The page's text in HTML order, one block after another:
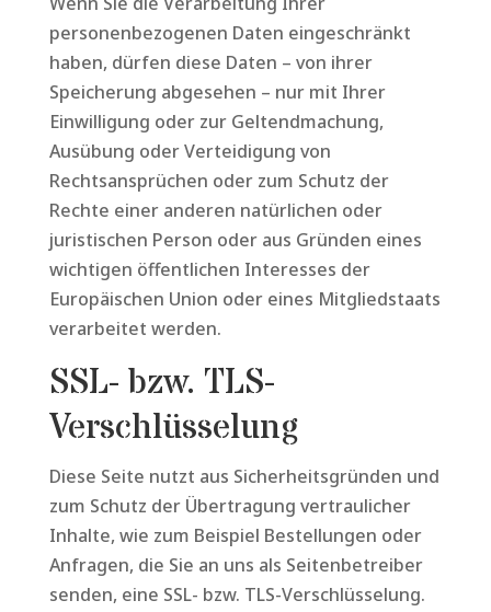
personenbezogenen Daten eingeschränkt
haben, dürfen diese Daten – von ihrer
Speicherung abgesehen – nur mit Ihrer
Einwilligung oder zur Geltendmachung,
Ausübung oder Verteidigung von
Rechtsansprüchen oder zum Schutz der
Rechte einer anderen natürlichen oder
juristischen Person oder aus Gründen eines
wichtigen öffentlichen Interesses der
Europäischen Union oder eines Mitgliedstaats
verarbeitet werden.
SSL- bzw. TLS-
Verschlüsselung
Diese Seite nutzt aus Sicherheitsgründen und
zum Schutz der Übertragung vertraulicher
Inhalte, wie zum Beispiel Bestellungen oder
Anfragen, die Sie an uns als Seitenbetreiber
senden, eine SSL- bzw. TLS-Verschlüsselung.